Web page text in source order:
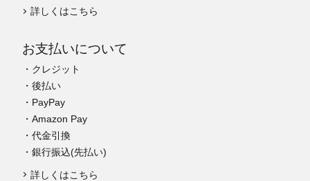
詳しくはこちら
お支払いについて
・クレジット
・後払い
・PayPay
・Amazon Pay
・代金引換
・銀行振込(先払い)
詳しくはこちら